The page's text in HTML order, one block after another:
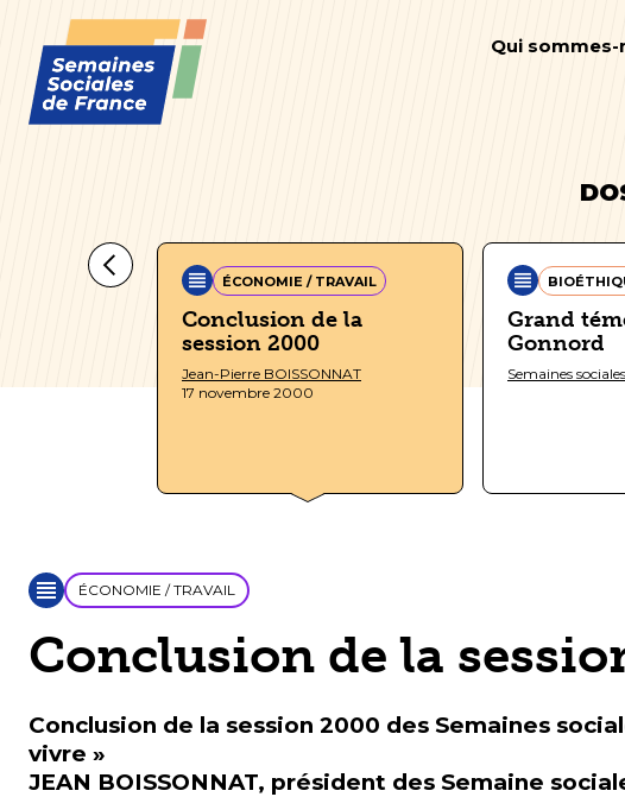
Qui sommes-
ÉCONOMIE / TRAVAIL
Conclusion de la
session 2000
Jean-Pierre BOISSONNAT
17 novembre 2000
Grand
Gonnord
Semaines sociales
ÉCONOMIE / TRAVAIL
Conclusion de la
Conclusion de la session 2000 des Semaines
vivre »
JEAN BOISSONNAT, président des Semaine